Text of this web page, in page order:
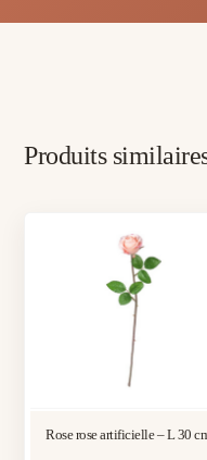
Produits
Rose rose artificielle – L 30